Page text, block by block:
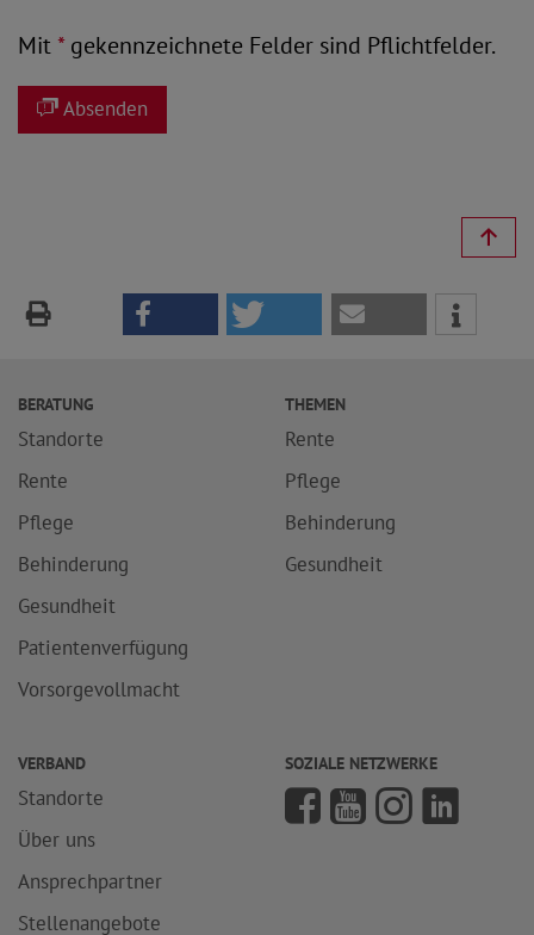
Mit*gekennzeichnete Felder sind Pflichtfelder.
Absenden
BERATUNG
Standorte
Rente
Pflege
Behinderung
Gesundheit
Patientenverfügung
Vorsorgevollmacht
THEMEN
Rente
Pflege
Behinderung
Gesundheit
VERBAND
Standorte
Über uns
Ansprechpartner
Stellenangebote
SOZIALE NETZWERKE